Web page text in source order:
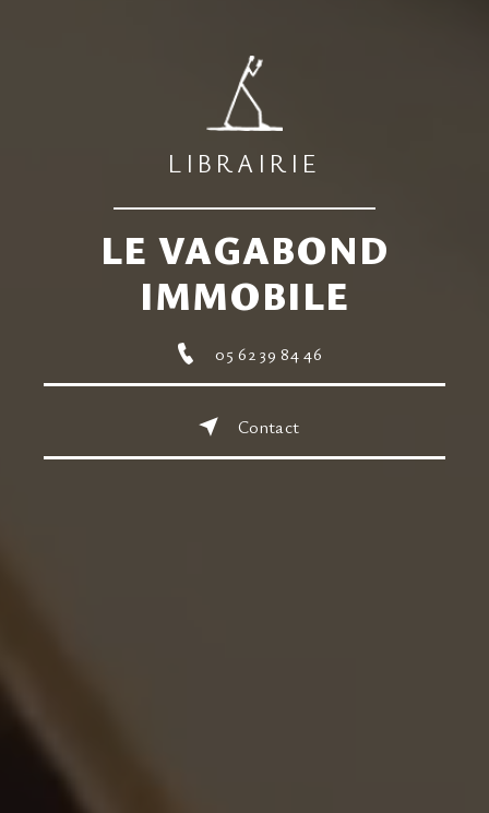
LIBRAIRIE
LE VAGABOND
IMMOBILE
05 62 39 84 46
Contact